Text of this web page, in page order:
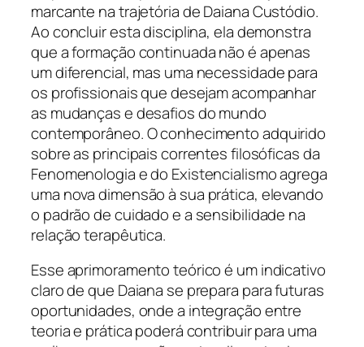
marcante na trajetória de Daiana Custódio.
Ao concluir esta disciplina, ela demonstra
que a formação continuada não é apenas
um diferencial, mas uma necessidade para
os profissionais que desejam acompanhar
as mudanças e desafios do mundo
contemporâneo. O conhecimento adquirido
sobre as principais correntes filosóficas da
Fenomenologia e do Existencialismo agrega
uma nova dimensão à sua prática, elevando
o padrão de cuidado e a sensibilidade na
relação terapêutica.
Esse aprimoramento teórico é um indicativo
claro de que Daiana se prepara para futuras
oportunidades, onde a integração entre
teoria e prática poderá contribuir para uma